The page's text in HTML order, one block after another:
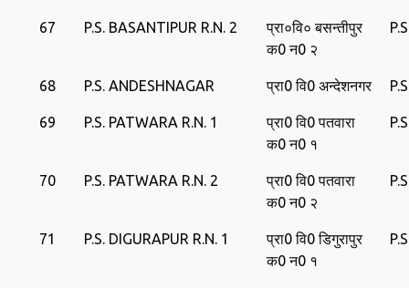
67 P.S. BASANTIPUR R.N. 2
प्रा०वि० बसन्‍तीपुर
क0 न0 २
68 P.S. ANDESHNAGAR प्रा0 वि0 अन्‍देशनगर
69 P.S. PATWARA R.N. 1
प्रा0 वि0 पतवारा
क0 न0 १
70 P.S. PATWARA R.N. 2
प्रा0 वि0 पतवारा
क0 न0 २
71 P.S. DIGURAPUR R.N. 1
प्रा0 वि0 डिगुरापुर
क0 न0 १